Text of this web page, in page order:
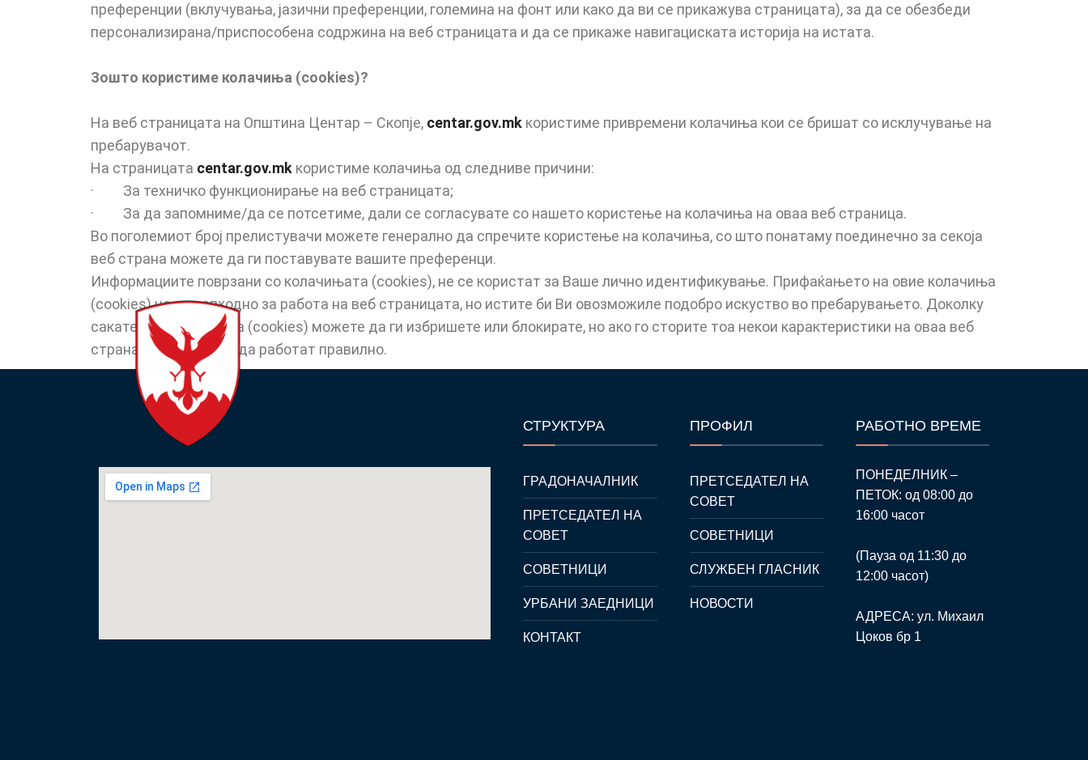
преференции (вклучувања, јазични преференции, големина на фонт или како да ви се прикажува страницата), за да се обезбеди
персонализирана/приспособена содржина на веб страницата и да се прикаже навигациската историја на истата.
Зошто користиме колачиња (cookies)?
На веб страницата на Општина Центар – Скопје, centar.gov.mk користиме привремени колачиња кои се бришат со исклучување на
пребарувачот.
На страницата centar.gov.mk користиме колачиња од следниве причини:
· За техничко функционирање на веб страницата;
· За да запомниме/да се потсетиме, дали се согласувате со нашето користење на колачиња на оваа веб страница.
Во поголемиот број прелистувачи можете генерално да спречите користење на колачиња, со што понатаму поединечно за секоја
веб страна можете да ги поставувате вашите преференци.
Информациите поврзани со колачињата (cookies), не се користат за Ваше лично идентификување. Прифаќањето на овие колачиња
(cookies) не е неопходно за работа на веб страницата, но истите би Ви овозможиле подобро искуство во пребарувањето. Доколку
сакате овие колачиња (cookies) можете да ги избришете или блокирате, но ако го сторите тоа некои карактеристики на оваа веб
страна можеби нема да работат правилно.
СТРУКТУРА
ГРАДОНАЧАЛНИК
ПРЕТСЕДАТЕЛ НА
СОВЕТ
СОВЕТНИЦИ
УРБАНИ ЗАЕДНИЦИ
КОНТАКТ
ПРОФИЛ
ПРЕТСЕДАТЕЛ НА
СОВЕТ
СОВЕТНИЦИ
СЛУЖБЕН ГЛАСНИК
НОВОСТИ
РАБОТНО ВРЕМЕ
ПОНЕДЕЛНИК –
ПЕТОК: од 08:00 до
16:00 часот
(Пауза од 11:30 до
12:00 часот)
АДРЕСА: ул. Михаил
Цоков бр 1